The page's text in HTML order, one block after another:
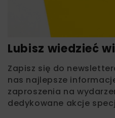
Lubisz wiedzieć
Zapisz się do
nas najlepsze
zaproszenia na
dedykowane akcje